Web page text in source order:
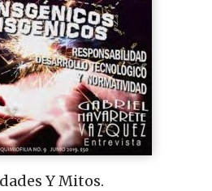
Y Mitos.